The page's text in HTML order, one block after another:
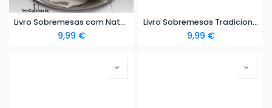
Livro Sobremesas com Natas - eBook
9,99 €
Livro Sobremesas Tradicionais - eBook
9,99 €